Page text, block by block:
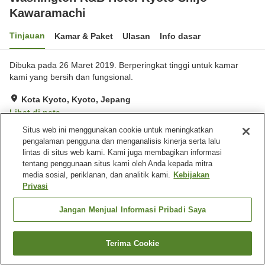
Kawaramachi
Tinjauan Kamar & Paket Ulasan Info dasar
Dibuka pada 26 Maret 2019. Berperingkat tinggi untuk kamar
kami yang bersih dan fungsional.
Kota Kyoto, Kyoto, Jepang
Lihat di peta
Sangat baik Ulasan: 395
Fasilitas properti
Mesin penjual otomatis Laundry berbayar
Jepang Kyoto
Kota Kyoto
Washington R&B Hotel Kyoto Shijo Kawaramachi
Cari kamar
Situs web ini menggunakan cookie untuk meningkatkan
pengalaman pengguna dan menganalisis kinerja serta lalu
lintas di situs web kami. Kami juga membagikan informasi
tentang penggunaan situs kami oleh Anda kepada mitra
media sosial, periklanan, dan analitik kami. Kebijakan
Privasi
Jangan Menjual Informasi Pribadi Saya
Terima Cookie